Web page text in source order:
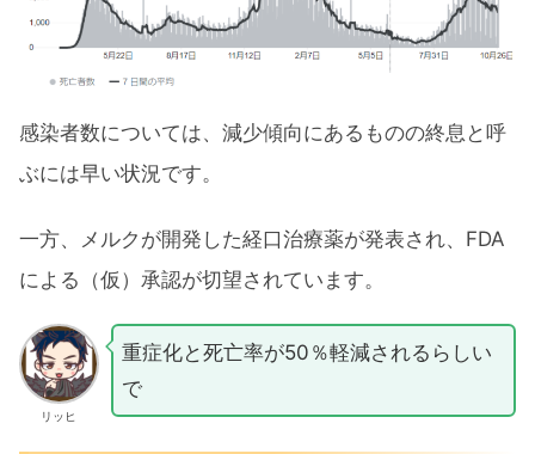
感染者数については、減少傾向にあるものの終息と呼
ぶには早い状況です。
一方、メルクが開発した経口治療薬が発表され、FDA
による（仮）承認が切望されています。
リッヒ
重症化と死亡率が50％軽減されるらしい
で